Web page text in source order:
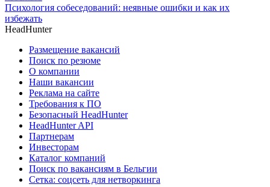
Психология собеседований: неявные ошибки и как их
избежать
HeadHunter
Размещение вакансий
Поиск по резюме
О компании
Наши вакансии
Реклама на сайте
Требования к ПО
Безопасный HeadHunter
HeadHunter API
Партнерам
Инвесторам
Каталог компаний
Поиск по вакансиям в Бельгии
Сетка: соцсеть для нетворкинга